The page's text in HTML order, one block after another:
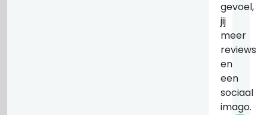
gevoel,
jij
meer
reviews
en
een
sociaal
imago.